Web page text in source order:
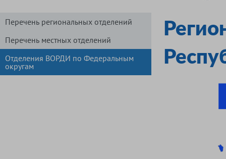
Перечень региональных отделений
Перечень местных отделений
Отделения ВОРДИ по Федеральным
округам